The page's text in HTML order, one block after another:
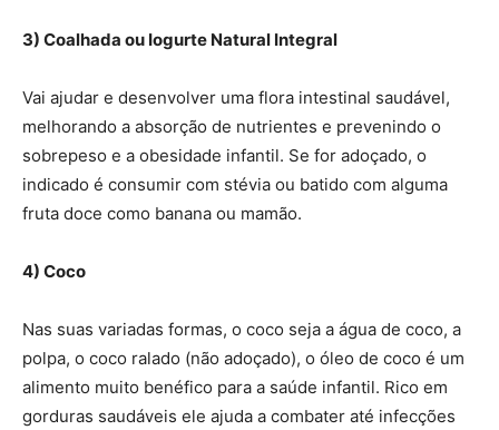
3) Coalhada ou Iogurte Natural Integral
Vai ajudar e desenvolver uma flora intestinal saudável,
melhorando a absorção de nutrientes e prevenindo o
sobrepeso e a obesidade infantil. Se for adoçado, o
indicado é consumir com stévia ou batido com alguma
fruta doce como banana ou mamão.
4) Coco
Nas suas variadas formas, o coco seja a água de coco, a
polpa, o coco ralado (não adoçado), o óleo de coco é um
alimento muito benéfico para a saúde infantil. Rico em
gorduras saudáveis ele ajuda a combater até infecções